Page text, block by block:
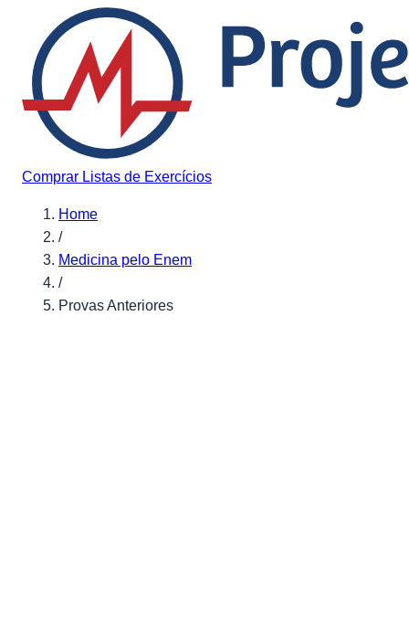
Pular para o conteúdo
Comprar Listas de Exercícios
Home
/
Medicina pelo Enem
/
Provas Anteriores